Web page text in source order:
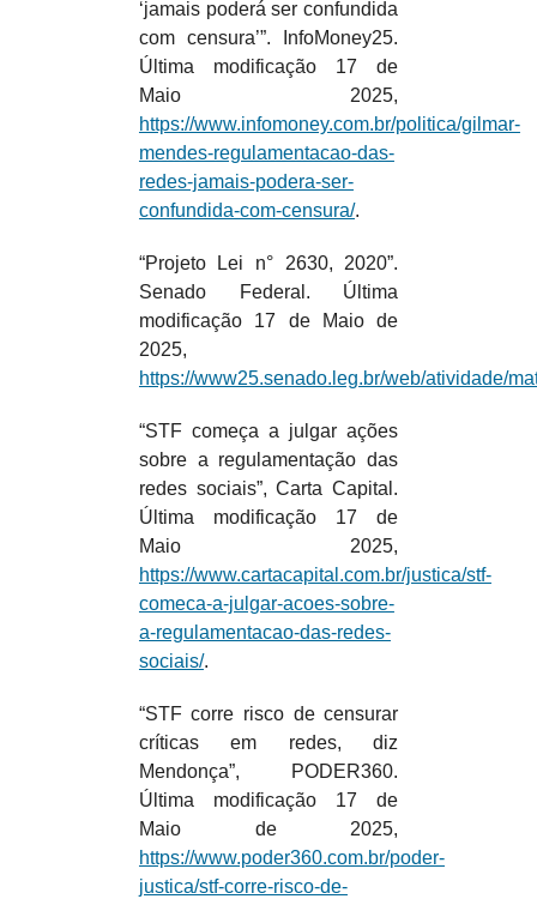
‘jamais poderá ser confundida
com censura’”. InfoMoney25.
Última modificação 17 de
Maio 2025,
https://www.infomoney.com.br/politica/gilmar-
mendes-regulamentacao-das-
redes-jamais-podera-ser-
confundida-com-censura/.
“Projeto Lei n° 2630, 2020”.
Senado Federal. Última
modificação 17 de Maio de
2025,
https://www25.senado.leg.br/web/atividade/
“STF começa a julgar ações
sobre a regulamentação das
redes sociais”, Carta Capital.
Última modificação 17 de
Maio 2025,
https://www.cartacapital.com.br/justica/stf-
comeca-a-julgar-acoes-sobre-
a-regulamentacao-das-redes-
sociais/.
“STF corre risco de censurar
críticas em redes, diz
Mendonça”, PODER360.
Última modificação 17 de
Maio de 2025,
https://www.poder360.com.br/poder-
justica/stf-corre-risco-de-